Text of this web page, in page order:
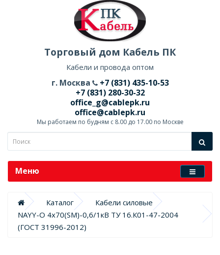
Торговый дом Кабель ПК
Кабели и провода оптом
г. Москва
+7 (831) 435-10-53
+7 (831) 280-30-32
office_g@cablepk.ru
office@cablepk.ru
Мы работаем по будням с 8.00 до 17.00 по Москве
Меню
Каталог
Кабели силовые
NAYY-O 4х70(SM)-0,6/1кВ ТУ 16.К01-47-2004
(ГОСТ 31996-2012)